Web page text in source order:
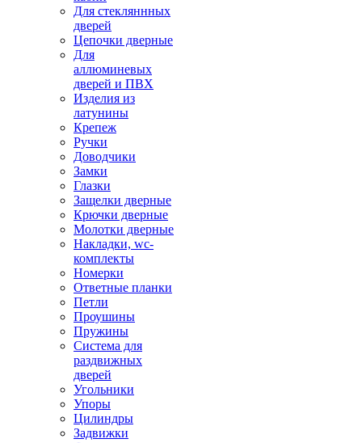
Для стекляннных
дверей
Цепочки дверные
Для
аллюминевых
дверей и ПВХ
Изделия из
латунины
Крепеж
Ручки
Доводчики
Замки
Глазки
Защелки дверные
Крючки дверные
Молотки дверные
Накладки, wc-
комплекты
Номерки
Ответные планки
Петли
Проушины
Пружины
Система для
раздвижных
дверей
Угольники
Упоры
Цилиндры
Задвижки